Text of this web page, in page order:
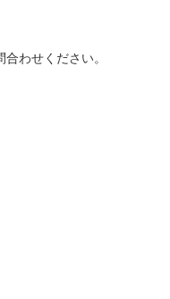
わせください。